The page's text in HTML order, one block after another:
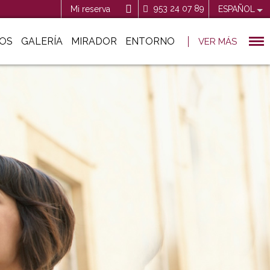
Mi reserva 953 24 07 89 ESPAÑOL
GALERÍA MIRADOR ENTORNO VER MÁS